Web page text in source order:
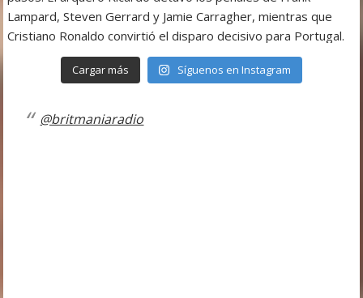
Cargar más Síguenos en Instagram
@britmaniaradio